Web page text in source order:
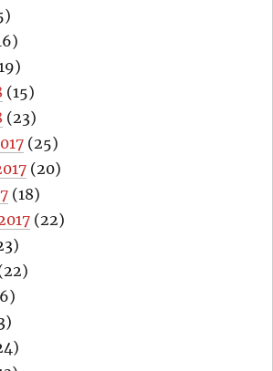
(15)
(23)
(25)
(20)
(18)
(22)